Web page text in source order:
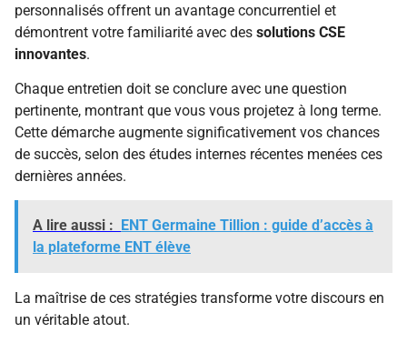
personnalisés offrent un avantage concurrentiel et
démontrent votre familiarité avec des solutions CSE
innovantes.
Chaque entretien doit se conclure avec une question
pertinente, montrant que vous vous projetez à long terme.
Cette démarche augmente significativement vos chances
de succès, selon des études internes récentes menées ces
dernières années.
A lire aussi :
ENT Germaine Tillion : guide d’accès à
la plateforme ENT élève
La maîtrise de ces stratégies transforme votre discours en
un véritable atout.